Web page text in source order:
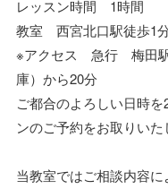
レッスン時間 1時間
教室 西宮北口駅徒歩1分
※アクセス 急行 梅田
庫）から20分
ご都合のよろしい日時
ンのご予約をお取りいた
当教室ではご相談内容